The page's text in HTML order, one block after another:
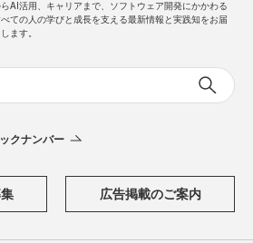
AI活用、キャリアまで、ソフトウェア開発にかかわる
ての人の学びと成長を支える最新情報と実践知をお届
ます。
クナンバー
広告掲載のご案内